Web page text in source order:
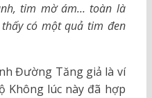
tim mờ ám… toàn là
có một quả tim đen
Đường Tăng giả là ví
Không lúc này đã hợp